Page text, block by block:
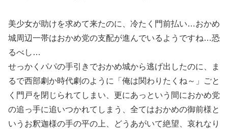
美少女が助けを求めて来たのに、冷たく門前払い…おかめ
城周辺一帯はおかめ党の支配が進んでいるようですね…恐
るべし…
せっかくパパの手引きでおかめ城から逃げ出したのに、ま
るで西部劇か時代劇のように「俺は関わりたくね～」ごと
く門戸を閉じられてしまい、更にあっという間におかめ党
の追っ手に追いつかれてしまう、全てはおかめの御前様と
いうお釈迦様の手の平の上、どうあがいて絶望、哀れなり